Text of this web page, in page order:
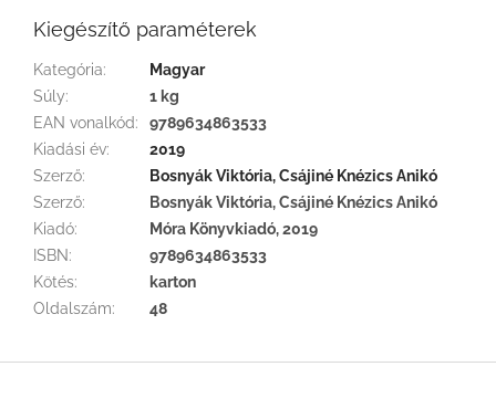
Kiegészítő paraméterek
Kategória:
Magyar
Súly:
1 kg
EAN vonalkód:
9789634863533
Kiadási év:
2019
Szerző:
Bosnyák Viktória, Csájiné Knézics Anikó
Szerző:
Bosnyák Viktória, Csájiné Knézics Anikó
Kiadó:
Móra Könyvkiadó, 2019
ISBN:
9789634863533
Kötés:
karton
Oldalszám: 48